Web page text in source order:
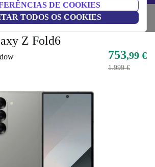
DE COOKIES
TODOS OS COOKIES
e smartphones Telemóveis Samsung Galaxy
Z Fold6
753,99 €
1.999 €